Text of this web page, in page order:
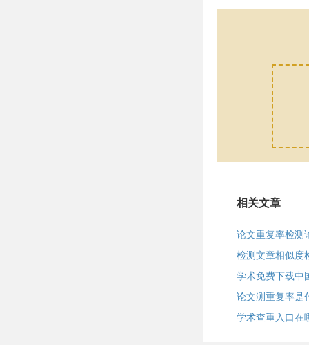
相关文章
论文重复率检测
检测文章相似度
学术免费下载中
论文测重复率是
学术查重入口在